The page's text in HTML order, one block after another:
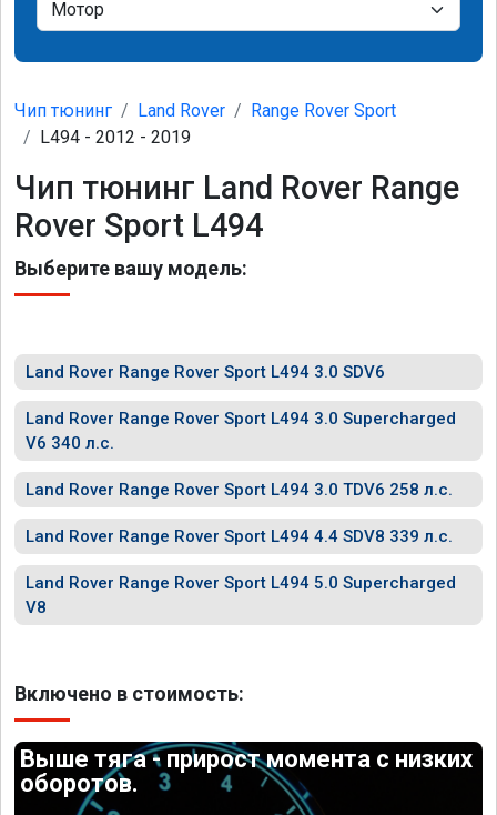
Чип тюнинг Land Rover
Range Rover Sport
L494 - 2012 - 2019
Чип тюнинг Land Rover Range
Rover Sport L494
Выберите вашу модель:
Land Rover Range Rover Sport L494 3.0 SDV6
Land Rover Range Rover Sport L494 3.0 Supercharged
V6 340 л.с.
Land Rover Range Rover Sport L494 3.0 TDV6 258 л.с.
Land Rover Range Rover Sport L494 4.4 SDV8 339 л.с.
Land Rover Range Rover Sport L494 5.0 Supercharged
V8
Включено в стоимость:
Выше тяга - прирост момента с низких
оборотов.